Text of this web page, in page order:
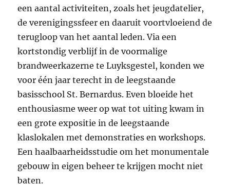
een aantal activiteiten, zoals het jeugdatelier,
de verenigingssfeer en daaruit voortvloeiend de
terugloop van het aantal leden. Via een
kortstondig verblijf in de voormalige
brandweerkazerne te Luyksgestel, konden we
voor één jaar terecht in de leegstaande
basisschool St. Bernardus. Even bloeide het
enthousiasme weer op wat tot uiting kwam in
een grote expositie in de leegstaande
klaslokalen met demonstraties en workshops.
Een haalbaarheidsstudie om het monumentale
gebouw in eigen beheer te krijgen mocht niet
baten.